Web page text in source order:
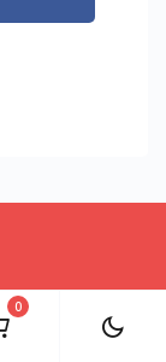
0